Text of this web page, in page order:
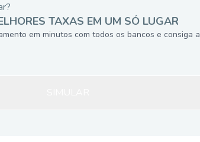
TAXAS EM UM SÓ LUGAR
em minutos com todos os bancos e consiga a